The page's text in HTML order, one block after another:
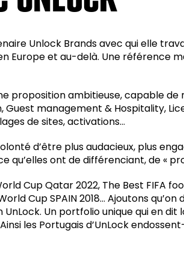
Unlock Brands avec qui elle
Europe et au-delà. Une référence
proposition ambitieuse, capable
management & Hospitality,
de sites, activations…
d’être plus audacieux, plus
qu’elles ont de différenciant, de «
Cup Qatar 2022, The Best FIFA
Cup SPAIN 2018… Ajoutons
Un portfolio unique qui en
les Portugais d’UnLock